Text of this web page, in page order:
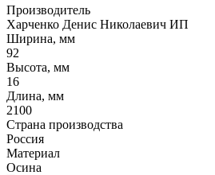
Производитель
Харченко Денис Николаевич ИП
Ширина, мм
92
Высота, мм
16
Длина, мм
2100
Страна производства
Россия
Материал
Осина